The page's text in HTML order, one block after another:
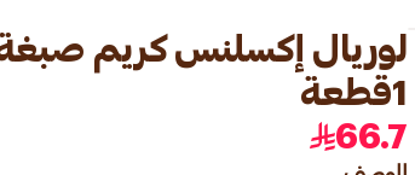
1قطعة
66.7